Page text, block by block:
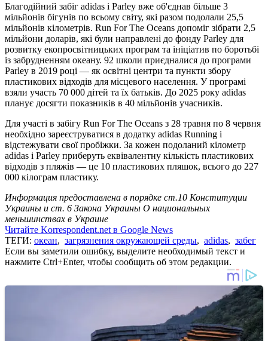
Благодійний забіг adidas і Parley вже об'єднав більше 3
мільйонів бігунів по всьому світу, які разом подолали 25,5
мільйонів кілометрів. Run For The Oceans допоміг зібрати 2,5
мільйони доларів, які були направлені до фонду Parley для
розвитку екопросвітницьких програм та ініціатив по боротьбі
із забрудненням океану. 92 школи приєдналися до програми
Parley в 2019 році — як освітні центри та пункти збору
пластикових відходів для місцевого населення. У програмі
взяли участь 70 000 дітей та їх батьків. До 2025 року adidas
планує досягти показників в 40 мільйонів учасників.
Для участі в забігу Run For The Oceans з 28 травня по 8 червня
необхідно зареєструватися в додатку adidas Running і
відстежувати свої пробіжки. За кожен подоланий кілометр
adidas і Parley приберуть еквівалентну кількість пластикових
відходів з пляжів — це 10 пластикових пляшок, всього до 227
000 кілограм пластику.
Информация предоставлена в порядке ст.10 Конституции
Украины и ст. 6 Закона Украины О национальных
меньшинствах в Украине
Читайте Korrespondent.net в Google News
ТЕГИ: океан, загрязнения окружающей среды, adidas, забег
Если вы заметили ошибку, выделите необходимый текст и
нажмите Ctrl+Enter, чтобы сообщить об этом редакции.